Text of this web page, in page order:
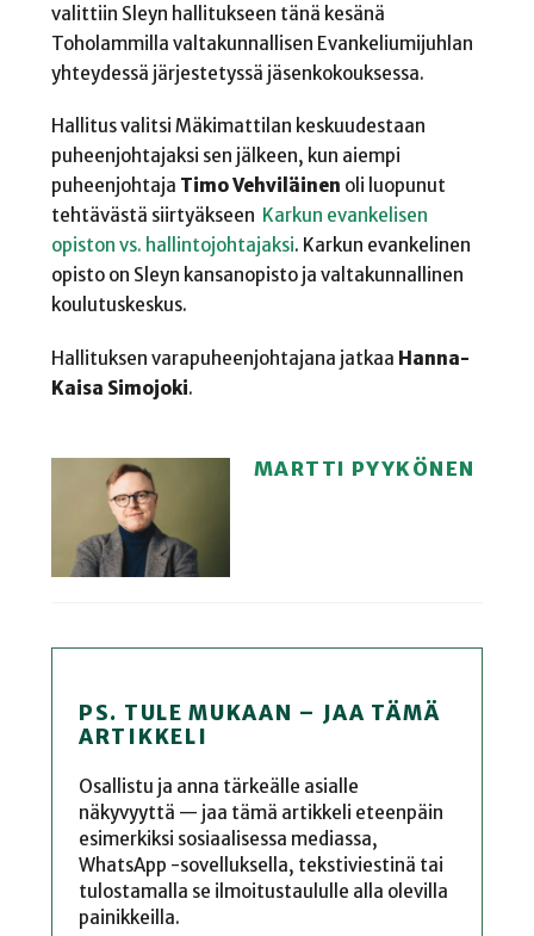
valittiin Sleyn hallitukseen tänä kesänä
Toholammilla valtakunnallisen Evankeliumijuhlan
yhteydessä järjestetyssä jäsenkokouksessa.
Hallitus valitsi Mäkimattilan keskuudestaan
puheenjohtajaksi sen jälkeen, kun aiempi
puheenjohtaja Timo Vehviläinen oli luopunut
tehtävästä siirtyäkseen Karkun evankelisen
opiston vs. hallintojohtajaksi. Karkun evankelinen
opisto on Sleyn kansanopisto ja valtakunnallinen
koulutuskeskus.
Hallituksen varapuheenjohtajana jatkaa Hanna-
Kaisa Simojoki.
MARTTI PYYKÖNEN
PS. TULE MUKAAN – JAA TÄMÄ
ARTIKKELI
Osallistu ja anna tärkeälle asialle
näkyvyyttä — jaa tämä artikkeli eteenpäin
esimerkiksi sosiaalisessa mediassa,
WhatsApp -sovelluksella, tekstiviestinä tai
tulostamalla se ilmoitustaululle alla olevilla
painikkeilla.